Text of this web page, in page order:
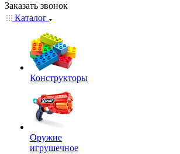
Заказать звонок
Каталог
Конструкторы
Оружие
игрушечное